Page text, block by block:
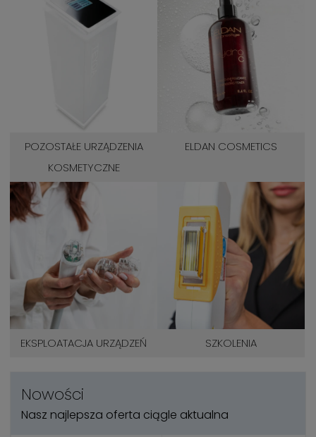
POZOSTAŁE URZĄDZENIA
KOSMETYCZNE
ELDAN COSMETICS
EKSPLOATACJA URZĄDZEŃ SZKOLENIA
Nowości
Nasz najlepsza oferta ciągle aktualna